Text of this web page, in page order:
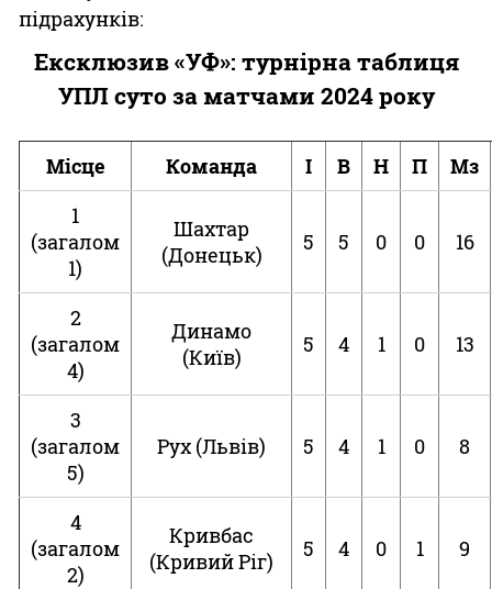
підрахунків:
Ексклюзив «УФ»: турнірна таблиця
УПЛ суто за матчами 2024 року
Місце Команда І В Н П
Мз
1
(загалом
1)
Шахтар
(Донецьк)
5 5 0 0 16
2
(загалом
4)
Динамо
(Київ)
5 4 1 0 13
3
(загалом
5)
Рух (Львів) 5 4 1 0 8
4
(загалом
2)
Кривбас
(Кривий Ріг)
5 4 0 1 9